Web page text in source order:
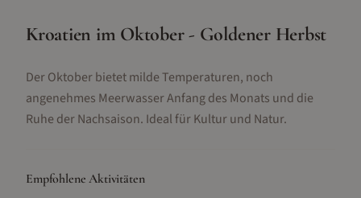
Kroatien im Oktober - Goldener Herbst
Der Oktober bietet milde Temperaturen, noch
angenehmes Meerwasser Anfang des Monats und die
Ruhe der Nachsaison. Ideal für Kultur und Natur.
Empfohlene Aktivitäten